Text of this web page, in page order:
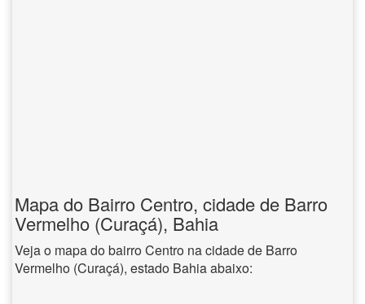
Mapa do Bairro Centro, cidade de Barro
Vermelho (Curaçá), Bahia
Veja o mapa do bairro Centro na cidade de Barro
Vermelho (Curaçá), estado Bahia abaixo: